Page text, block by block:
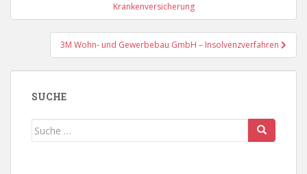
Krankenversicherung
3M Wohn- und Gewerbebau GmbH – Insolvenzverfahren
SUCHE
Suche